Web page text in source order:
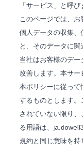
「サービス」と呼
このページでは、
個人データの収集、
と、そのデータに関
当社はお客様のデ
改善します。本サー
本ポリシーに従っ
するものとします
されていない限り
る用語は、
規約と同じ意味を持